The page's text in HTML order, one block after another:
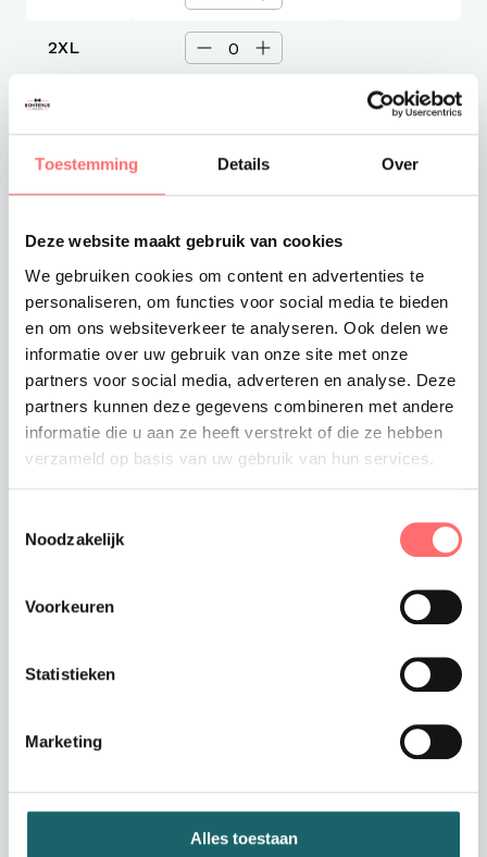
Toestemming Details Over
Deze website maakt gebruik van cookies
We gebruiken cookies om content en advertenties te
personaliseren, om functies voor social media te bieden
en om ons websiteverkeer te analyseren. Ook delen we
informatie over uw gebruik van onze site met onze
partners voor social media, adverteren en analyse. Deze
partners kunnen deze gegevens combineren met andere
informatie die u aan ze heeft verstrekt of die ze hebben
verzameld op basis van uw gebruik van hun services.
Noodzakelijk
Voorkeuren
Statistieken
Marketing
Alles toestaan
2XL
3XL
Levertijd
3-4 werkdagen
Gratis verzending vanaf €375
Totaalprijs
€66,10
Toevoegen aan winkelwagen
Stop dit product dan in je winkelmandje en
Productinformatie
Comfortabele travelstof